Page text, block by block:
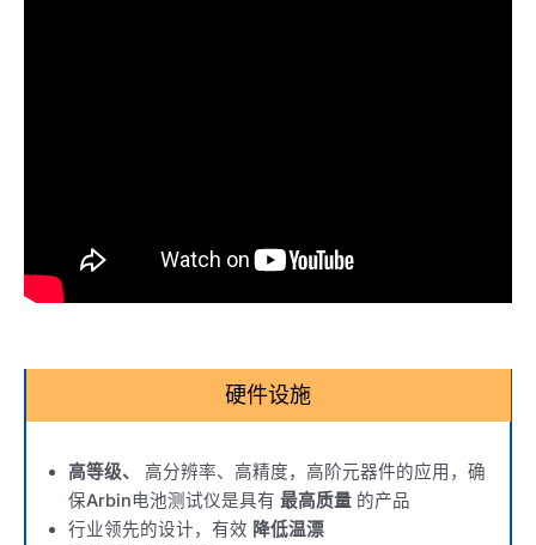
硬件设施
高等级、
高分辨率、高精度，高阶元器件的应用，确
保Arbin电池测试仪是具有 最高质量的产品
行业领先的设计，有效 降低温漂